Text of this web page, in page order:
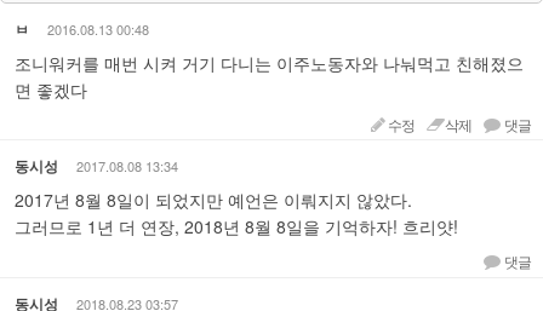
ㅂ 2016.08.13 00:48
조니워커를 매번 시켜 거기 다니는 이주노동자와 나눠먹고 친해졌으
면 좋겠다
수정 삭제 댓글
동시성 2017.08.08 13:34
2017년 8월 8일이 되었지만 예언은 이뤄지지 않았다.
그러므로 1년 더 연장, 2018년 8월 8일을 기억하자! 흐리얏!
댓글
동시성 2018.08.23 03:57